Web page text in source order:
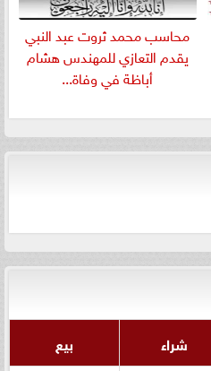
​محاسب محمد ثروت عبد النبي
يقدم التعازي للمهندس هشام
أباظة في وفاة...
شراء بيع